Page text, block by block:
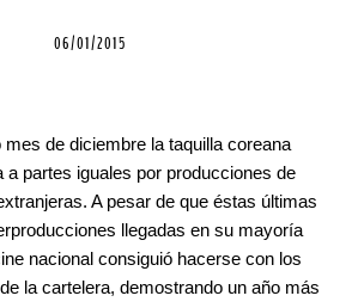
06/01/2015
mes de diciembre la taquilla coreana
a partes iguales por producciones de
A pesar de que éstas últimas
llegadas en su mayoría
nacional consiguió hacerse con los
la cartelera, demostrando un año más